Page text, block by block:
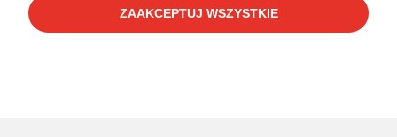
Użytkowanie sklepu oznacza zgodę na wykorzystywanie plików cookies.
ZAAKCEPTUJ WSZYSTKIE